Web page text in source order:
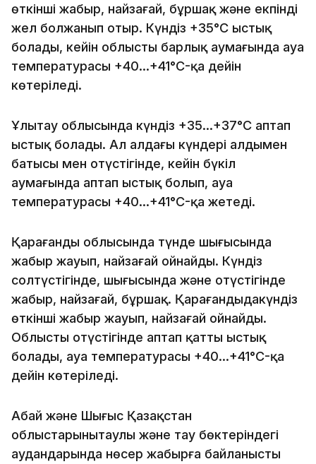
өткінші жаңбыр, найзағай, бұршақ және екпінді
жел болжанып отыр. Күндіз +35°C ыстық
болады, кейін облыстың барлық аумағында ауа
температурасы +40…+41°C-қа дейін
көтеріледі.
Ұлытау облысында күндіз +35…+37°C аптап
ыстық болады. Ал алдағы күндері алдымен
батысы мен оңтүстігінде, кейін бүкіл
аумағында аптап ыстық болып, ауа
температурасы +40…+41°C-қа жетеді.
Қарағанды облысында түнде шығысында
жаңбыр жауып, найзағай ойнайды. Күндіз
солтүстігінде, шығысында және оңтүстігінде
жаңбыр, найзағай, бұршақ. Қарағандыдакүндіз
өткінші жаңбыр жауып, найзағай ойнайды.
Облыстың оңтүстігінде аптап қатты ыстық
болады, ауа температурасы +40…+41°C-қа
дейін көтеріледі.
Абай және Шығыс Қазақстан
облыстарыныңтаулы және тау бөктеріндегі
аудандарында нөсер жаңбырға байланысты